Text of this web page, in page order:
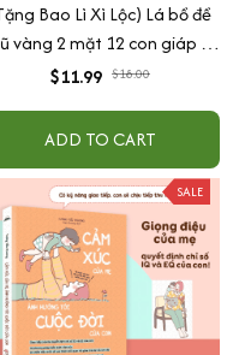
Bao Lì Xì Lộc) Lá bồ đề
vàng 2 mặt 12 con giáp và
phật bản mệnh, để ốp lưng
quang
$11.99 $18.00
ADD TO CART
SALE